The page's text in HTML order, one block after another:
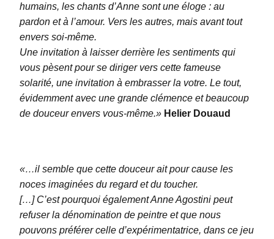
humains, les chants d’Anne sont une éloge : au
pardon et à l’amour. Vers les autres, mais avant tout
envers soi-même.
Une invitation à laisser derrière les sentiments qui
vous pèsent pour se diriger vers cette fameuse
solarité, une invitation à embrasser la votre. Le tout,
évidemment avec une grande clémence et beaucoup
de douceur envers vous-même.» Helier Douaud
«…il semble que cette douceur ait pour cause les
noces imaginées du regard et du toucher.
[…] C’est pourquoi également Anne Agostini peut
refuser la dénomination de peintre et que nous
pouvons préférer celle d’expérimentatrice, dans ce jeu